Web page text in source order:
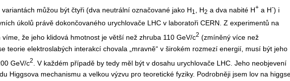
můžou být čtyři (dva neutrální označované jako H1 , H2 a dva nabité H+a H-) i
úkolů právě dokončovaného urychlovače LHC v laboratoři CERN. Z experimentů na
že jeho klidová hmotnost je větší než zhruba 110 GeV/c2 (zmíněný více než
teorie elektroslabých interakcí chovala „mravně“ v širokém rozmezí energií, musí být jeho
GeV/c2
. V každém případě by tedy měl být v dosahu urychlovače LHC. Jeho neobjevení
Higgsova mechanismu a velkou výzvu pro teoretické fyziky. Podrobněji jsem lov na